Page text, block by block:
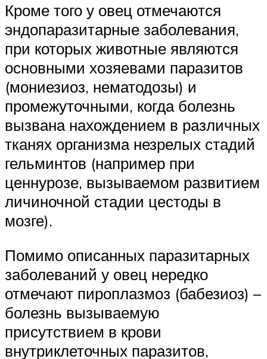
Кроме того у овец отмечаются
эндопаразитарные заболевания,
при которых животные являются
основными хозяевами паразитов
(мониезиоз, нематодозы) и
промежуточными, когда болезнь
вызвана нахождением в различных
тканях организма незрелых стадий
гельминтов (например при
ценнурозе, вызываемом развитием
личиночной стадии цестоды в
мозге).
Помимо описанных паразитарных
заболеваний у овец нередко
отмечают пироплазмоз (бабезиоз) –
болезнь вызываемую
присутствием в крови
внутриклеточных паразитов,